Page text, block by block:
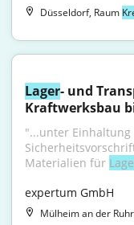
Düsseldorf, Raum
Lager- und
Kraftwerksbau
"...unter Einhaltung
Materialien für
expertum GmbH
Mülheim an der